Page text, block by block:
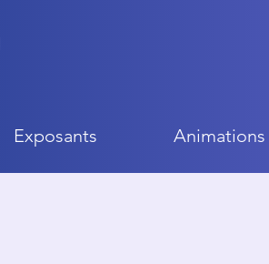
Exposants Animations